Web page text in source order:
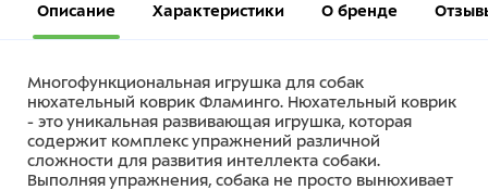
Описание Характеристики О бренде
Многофункциональная игрушка для собак
нюхательный коврик Фламинго. Нюхательный коврик
- это уникальная развивающая игрушка, которая
содержит комплекс упражнений различной
сложности для развития интеллекта собаки.
Выполняя упражнения, собака не просто вынюхивает